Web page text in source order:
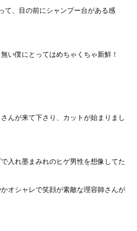
て、目の前にシャンプー台がある感
い僕にとってはめちゃくちゃ新鮮！
んが来て下さり、カットが始まりまし
入れ墨まみれのヒゲ男性を想像してた
オシャレで笑顔が素敵な理容師さんが